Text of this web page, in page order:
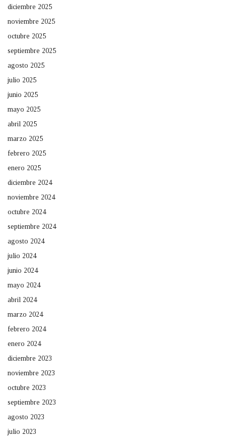
diciembre 2025
noviembre 2025
octubre 2025
septiembre 2025
agosto 2025
julio 2025
junio 2025
mayo 2025
abril 2025
marzo 2025
febrero 2025
enero 2025
diciembre 2024
noviembre 2024
octubre 2024
septiembre 2024
agosto 2024
julio 2024
junio 2024
mayo 2024
abril 2024
marzo 2024
febrero 2024
enero 2024
diciembre 2023
noviembre 2023
octubre 2023
septiembre 2023
agosto 2023
julio 2023